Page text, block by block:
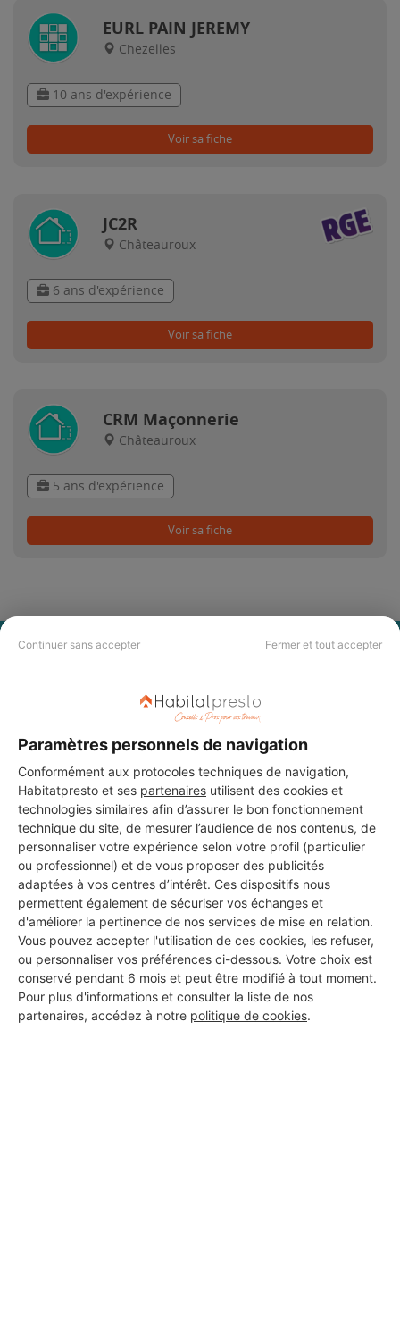
Continuer sans accepter Fermer et tout accepter
Paramètres personnels de navigation
Conformément aux protocoles techniques de navigation,
Habitatpresto et ses partenaires utilisent des cookies et
technologies similaires afin d’assurer le bon fonctionnement
technique du site, de mesurer l’audience de nos contenus, de
personnaliser votre expérience selon votre profil (particulier
ou professionnel) et de vous proposer des publicités
adaptées à vos centres d’intérêt. Ces dispositifs nous
permettent également de sécuriser vos échanges et
d'améliorer la pertinence de nos services de mise en relation.
Vous pouvez accepter l'utilisation de ces cookies, les refuser,
ou personnaliser vos préférences ci-dessous. Votre choix est
conservé pendant 6 mois et peut être modifié à tout moment.
Pour plus d'informations et consulter la liste de nos
partenaires, accédez à notre politique de cookies.
EURL PAIN JEREMY
Chezelles
10 ans d'expérience
Voir sa fiche
JC2R
Châteauroux
6 ans d'expérience
Voir sa fiche
CRM Maçonnerie
Châteauroux
5 ans d'expérience
Voir sa fiche
PAS LE TEMPS DE
CHERCHER ?
Vous souhaitez réaliser des travaux et ne savez quel professionnel
choisir ? Demandez des devis travaux auprès de notre réseau de 5 000
professionnels partout en France.
DEMANDER UN DEVIS